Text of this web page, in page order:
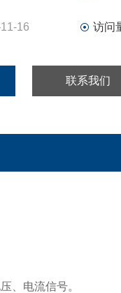
16 访问
联系我们
、电流信号。